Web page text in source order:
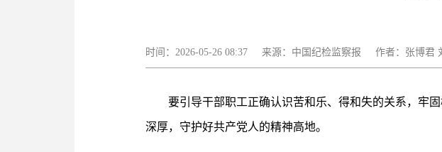
时间：2026-05-26 08:37 来源：中国纪检监察报 作者：张博君
要引导干部职工正确认识苦和乐、得和失的关系，牢
深厚，守护好共产党人的精神高地。